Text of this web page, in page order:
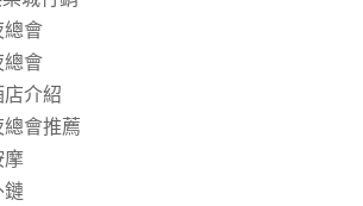
總會
總會
介紹
會推薦
摩